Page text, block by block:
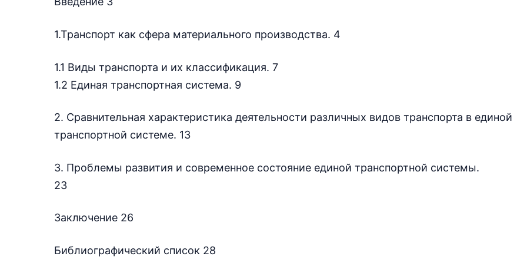
1.Транспорт как сфера материального производства. 4
1.1 Виды транспорта и их классификация. 7
1.2 Единая транспортная система. 9
2. Сравнительная характеристика деятельности различных видов транспорта в единой
транспортной системе. 13
3. Проблемы развития и современное состояние единой транспортной системы.
23
Заключение 26
Библиографический список 28